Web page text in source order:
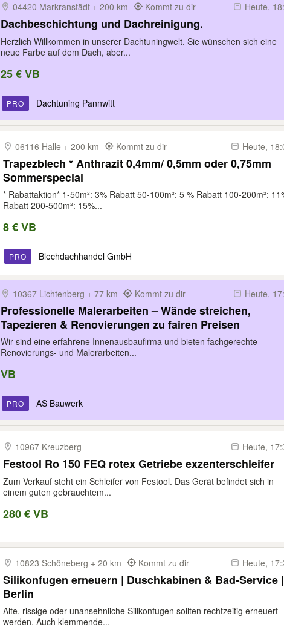
04420 Markranstädt + 200 km Kommt zu dir Heute,
Dachbeschichtung und Dachreinigung.
Herzlich Willkommen in unserer Dachtuningwelt. Sie wünschen sich eine
neue Farbe auf dem Dach, aber...
25 € VB
PRO Dachtuning Pannwitt
06116 Halle + 200 km Kommt zu dir Heute,
Trapezblech * Anthrazit 0,4mm/ 0,5mm oder 0,75mm
Sommerspecial
* Rabattaktion* 1-50m²: 3% Rabatt 50-100m²: 5 % Rabatt 100-200m²:
Rabatt 200-500m²: 15%...
8 € VB
PRO Blechdachhandel GmbH
10367 Lichtenberg + 77 km Kommt zu dir Heute,
Professionelle Malerarbeiten – Wände streichen,
Tapezieren & Renovierungen zu fairen Preisen
Wir sind eine erfahrene Innenausbaufirma und bieten fachgerechte
Renovierungs- und Malerarbeiten...
VB
PRO AS Bauwerk
10967 Kreuzberg Heute,
Festool Ro 150 FEQ rotex Getriebe exzenterschleifer
Zum Verkauf steht ein Schleifer von Festool. Das Gerät befindet sich in
einem guten gebrauchtem...
280 € VB
10823 Schöneberg + 20 km Kommt zu dir Heute,
Silikonfugen erneuern | Duschkabinen & Bad-Service |
Berlin
Alte, rissige oder unansehnliche Silikonfugen sollten rechtzeitig erneuert
werden. Auch klemmende...